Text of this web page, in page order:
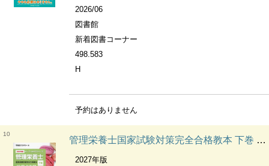
2026/06
図書館
新着図書コーナー
498.583
H
予約はありません
10
管理栄養士国家試験対策完全合格教本 下巻 社会・環境/食べ物と健康 栄養教育論/公衆栄養学 給食経営管理論 オープンセサミシリーズ
2027年版